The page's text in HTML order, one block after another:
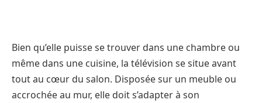
Bien qu’elle puisse se trouver dans une chambre ou
même dans une cuisine, la télévision se situe avant
tout au cœur du salon. Disposée sur un meuble ou
accrochée au mur, elle doit s’adapter à son